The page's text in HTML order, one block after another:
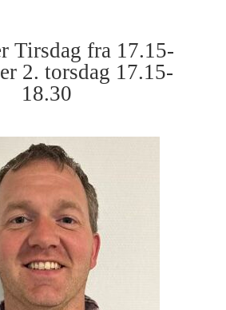
Tirsdag fra 17.15-
2. torsdag 17.15-
18.30